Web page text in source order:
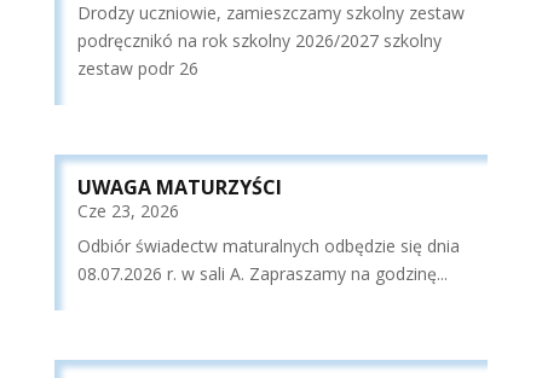
Drodzy uczniowie, zamieszczamy szkolny zestaw
podręcznikó na rok szkolny 2026/2027 szkolny
zestaw podr 26
UWAGA MATURZYŚCI
Cze 23, 2026
Odbiór świadectw maturalnych odbędzie się dnia
08.07.2026 r. w sali A. Zapraszamy na godzinę...